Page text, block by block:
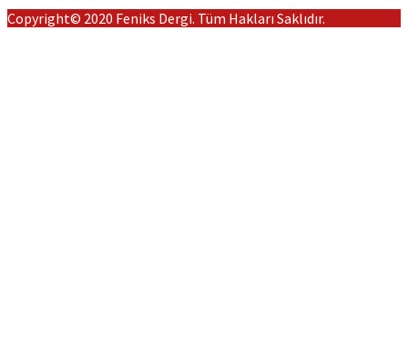
Copyright© 2020 Feniks Dergi. Tüm Hakları Saklıdır.